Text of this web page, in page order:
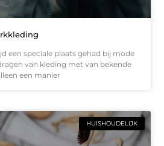
een speciale plaats gehad bij mode
van kleding met van bekende
een manier
HUISHOUDELIJK